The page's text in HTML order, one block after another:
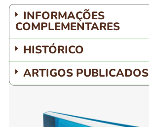
INFORMAÇÕES
COMPLEMENTARES
HISTÓRICO
ARTIGOS PUBLICADOS